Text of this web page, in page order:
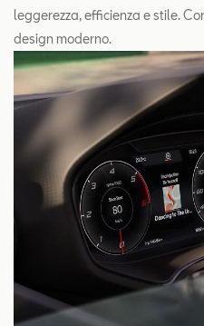
leggerezza, efficienza e stile.
design moderno.